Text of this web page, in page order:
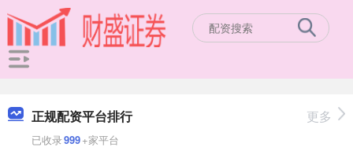
正规配资平台排行
已收录999+家平台
更多